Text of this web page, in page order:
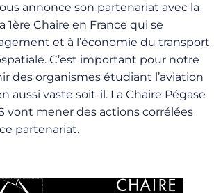
annonce son partenariat avec la
1ère Chaire en France qui se
et à l’économie du transport
C’est important pour notre
des organismes étudiant l’aviation
aussi vaste soit-il. La Chaire Pégase
vont mener des actions corrélées
partenariat.